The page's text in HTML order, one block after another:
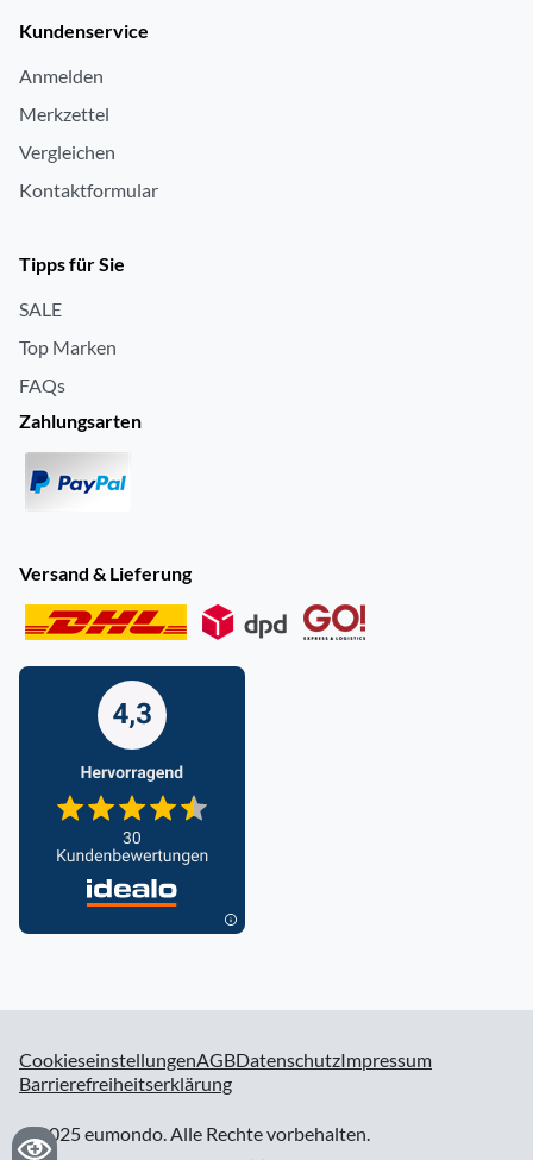
Kundenservice
Anmelden
Merkzettel
Vergleichen
Kontaktformular
Tipps für Sie
SALE
Top Marken
FAQs
Zahlungsarten
Versand & Lieferung
CookieseinstellungenAGBDatenschutzImpressum
Barrierefreiheitserklärung
© 2025 eumondo. Alle Rechte vorbehalten.